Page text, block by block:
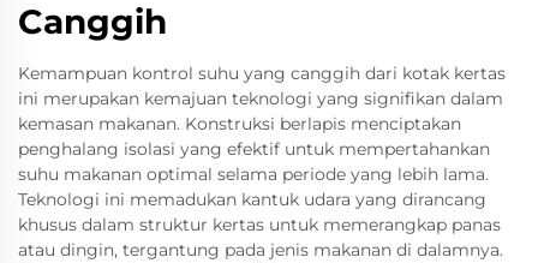
Canggih
Kemampuan kontrol suhu yang canggih dari kotak kertas
ini merupakan kemajuan teknologi yang signifikan dalam
kemasan makanan. Konstruksi berlapis menciptakan
penghalang isolasi yang efektif untuk mempertahankan
suhu makanan optimal selama periode yang lebih lama.
Teknologi ini memadukan kantuk udara yang dirancang
khusus dalam struktur kertas untuk memerangkap panas
atau dingin, tergantung pada jenis makanan di dalamnya.